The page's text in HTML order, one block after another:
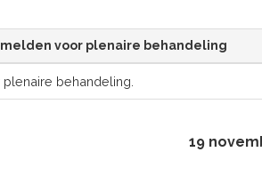
voor plenaire behandeling
behandeling.
19